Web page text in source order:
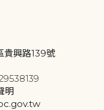
貴興路139號
明